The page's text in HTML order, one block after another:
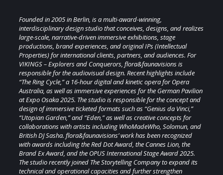
Founded in 2005 in Berlin, is a multi-award-winning,
interdisciplinary design studio that conceives, designs, and realizes
large-scale, narrative-driven immersive exhibitions, stage
productions, brand experiences, and original IPs (Intellectual
Properties) for international clients, partners, and audiences. For
VIKINGS – Explorers and Conquerors, flora&faunavisions is
responsible for the audiovisual design. Recent highlights include
“The Ring Cycle,” a 16-hour digital and kinetic opera for Opera
Australia, as well as immersive experiences for the German Pavilion
at Expo Osaka 2025. The studio is responsible for the concept and
design of immersive ticketed formats such as “Genius da Vinci,”
“Utopian Garden,” and “Eden,” as well as creative concepts for
collaborations with artists including WhoMadeWho, Solomun, and
British DJ Sasha. flora&faunavisions’ work has been recognized
with awards including the Red Dot Award, the Cannes Lion, the
Brand Ex Award, and the OPUS International Stage Award 2025.
The studio recently joined The Storytelling Company to expand its
technical and operational capacities and further strengthen